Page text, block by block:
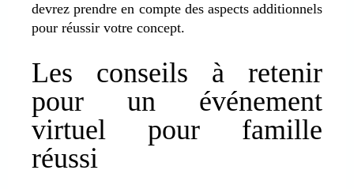
devrez prendre en compte des aspects additionnels
pour réussir votre concept.
Les conseils à retenir
pour un événement
virtuel pour famille
réussi